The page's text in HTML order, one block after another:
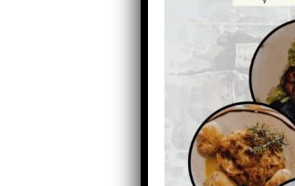
Planeamento,
“Ainda, não se
Industria, desde
2019, nem muito
Existem
mais de mil
chumbou os
não existiam; E